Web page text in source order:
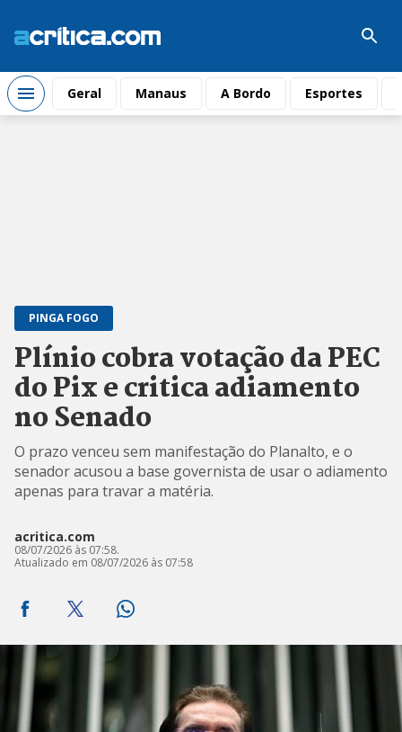
Geral Manaus A Bordo Esportes
PINGA FOGO
Plínio cobra votação da PEC
do Pix e critica adiamento
no Senado
O prazo venceu sem manifestação do Planalto, e o
senador acusou a base governista de usar o adiamento
apenas para travar a matéria.
acritica.com
08/07/2026 às 07:58.
Atualizado em 08/07/2026 às 07:58